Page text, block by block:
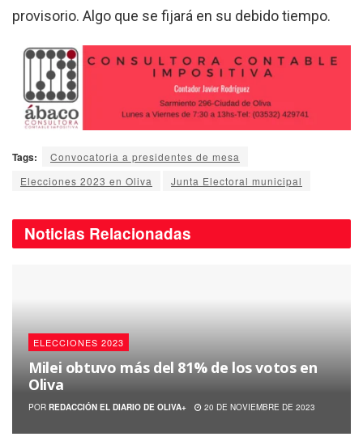
provisorio. Algo que se fijará en su debido tiempo.
Tags:
Convocatoria a presidentes de mesa
Elecciones 2023 en Oliva
Junta Electoral municipal
Noticias Relacionadas
ELECCIONES 2023
Milei obtuvo más del 81% de los votos en
Oliva
POR REDACCIÓN EL DIARIO DE OLIVA+ 20 DE NOVIEMBRE DE 2023